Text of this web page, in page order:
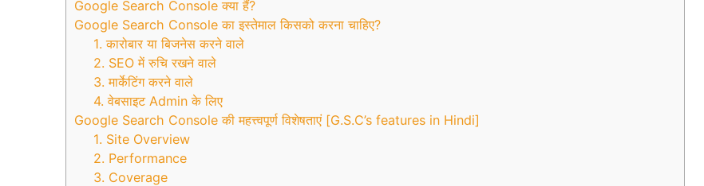
Google Search Console क्या हैं?
Google Search Console का इस्तेमाल किसको करना चाहिए?
1. कारोबार या बिजनेस करने वाले
2. SEO में रुचि रखने वाले
3. मार्केटिंग करने वाले
4. वेबसाइट Admin के लिए
Google Search Console की महत्त्वपूर्ण विशेषताएं [G.S.C’s features in Hindi]
1. Site Overview
2. Performance
3. Coverage